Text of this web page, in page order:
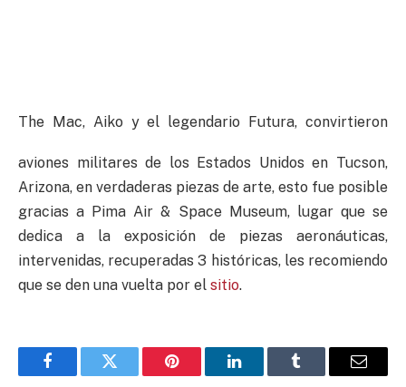
The Mac, Aiko y el legendario Futura, convirtieron
aviones militares de los Estados Unidos en Tucson,
Arizona, en verdaderas piezas de arte, esto fue posible
gracias a Pima Air & Space Museum, lugar que se
dedica a la exposición de piezas aeronáuticas,
intervenidas, recuperadas 3 históricas, les recomiendo
que se den una vuelta por el sitio.
FacebookTwitter Pinterest LinkedInTumblr Email